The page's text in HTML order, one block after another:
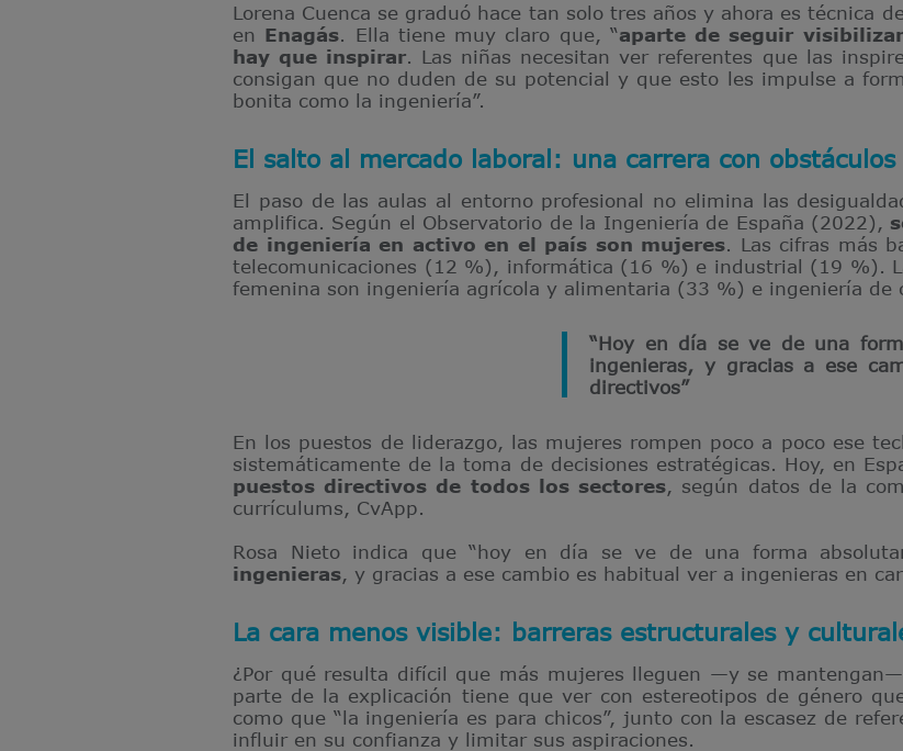
Lorena Cuenca se graduó hace tan solo tres años y ahora es técnica
en Enagás. Ella tiene muy claro que, “aparte de seguir
hay que inspirar. Las niñas necesitan ver referentes que las
consigan que no duden de su potencial y que esto les impulse a
bonita como la ingeniería”.
El salto al mercado laboral: una carrera con obstáculos
El paso de las aulas al entorno profesional no elimina las
amplifica. Según el Observatorio de la Ingeniería de España (2022),
de ingeniería en activo en el país son mujeres. Las cifras más
telecomunicaciones (12 %), informática (16 %) e industrial (19 %).
femenina son ingeniería agrícola y alimentaria (33 %) e ingeniería de
“Hoy en día se ve de una
ingenieras, y gracias a ese
directivos”
En los puestos de liderazgo, las mujeres rompen poco a poco ese
sistemáticamente de la toma de decisiones estratégicas. Hoy, en
puestos directivos de todos los sectores, según datos de la
currículums, CvApp.
Rosa Nieto indica que “hoy en día se ve de una forma
ingenieras, y gracias a ese cambio es habitual ver a ingenieras en
La cara menos visible: barreras estructurales y
¿Por qué resulta difícil que más mujeres lleguen —y se
parte de la explicación tiene que ver con estereotipos de género
como que “la ingeniería es para chicos”, junto con la escasez de
influir en su confianza y limitar sus aspiraciones.